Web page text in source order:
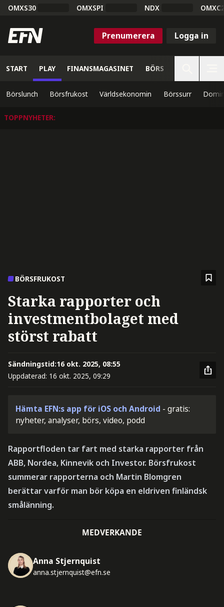
OMXS30 OMXSPI NDX
Prenumerera Logga in
START PLAY FINANSMAGASINET BÖRS
Börslunch Börsfrukost Världsekonomin Börssurr
TOPPNYHETER:
BÖRSFRUKOST
Starka rapporter och
investmentbolaget med
störst rabatt
Sändningstid:16 okt. 2025, 08:55
Uppdaterad: 16 okt. 2025, 09:29
Hämta EFN:s app för iOS och Android - gratis:
nyheter, analyser, börs, video, podd
Rapportfloden tar fart med starka rapporter från
ABB, Nordea, Kinnevik och Investor. Börsfrukost
summerar rapporterna och Martin Blomgren
berättar varför man bör köpa en eldriven finländsk
smålänning.
MEDVERKANDE
Anna Stjernquist
anna.stjernquist@efn.se